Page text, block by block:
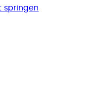
springen